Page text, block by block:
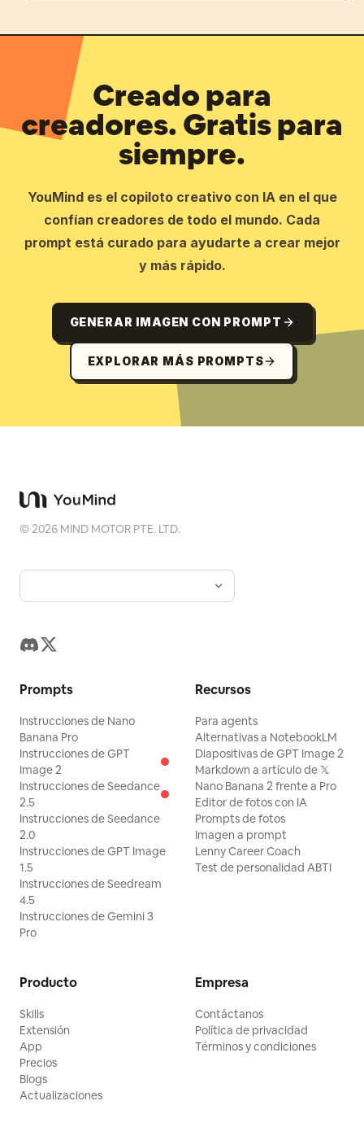
Creado para
creadores. Gratis para
siempre.
YouMind es el copiloto creativo con IA en el que
confían creadores de todo el mundo. Cada
prompt está curado para ayudarte a crear mejor
y más rápido.
GENERAR IMAGEN CON PROMPT
EXPLORAR MÁS PROMPTS
©2026 MIND MOTOR PTE. LTD.
Prompts
Instrucciones de Nano
Banana Pro
Instrucciones de GPT
Image 2
Instrucciones de Seedance
2.5
Instrucciones de Seedance
2.0
Instrucciones de GPT Image
1.5
Instrucciones de Seedream
4.5
Instrucciones de Gemini 3
Pro
Recursos
Para agents
Alternativas a NotebookLM
Diapositivas de GPT Image 2
Markdown a artículo de 𝕏
Nano Banana 2 frente a Pro
Editor de fotos con IA
Prompts de fotos
Imagen a prompt
Lenny Career Coach
Test de personalidad ABTI
Producto
Skills
Extensión
App
Precios
Blogs
Actualizaciones
Empresa
Contáctanos
Política de privacidad
Términos y condiciones